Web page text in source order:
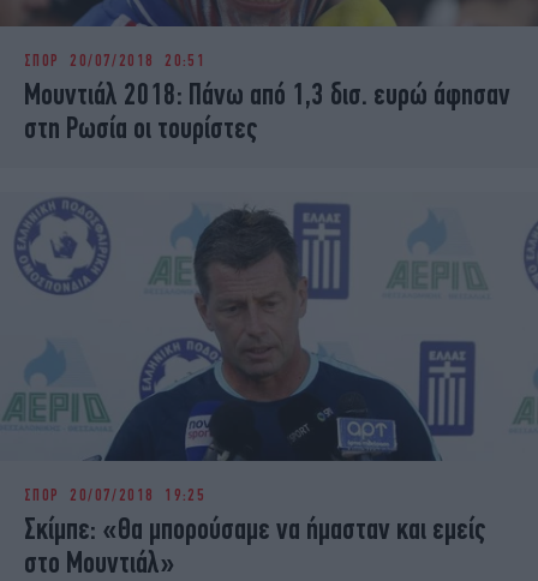
ΣΠΟΡ 20/07/2018 20:51
Μουντιάλ 2018: Πάνω από 1,3 δισ. ευρώ άφησαν
στη Ρωσία οι τουρίστες
ΣΠΟΡ 20/07/2018 19:25
Σκίμπε: «Θα μπορούσαμε να ήμασταν και εμείς
στο Μουντιάλ»